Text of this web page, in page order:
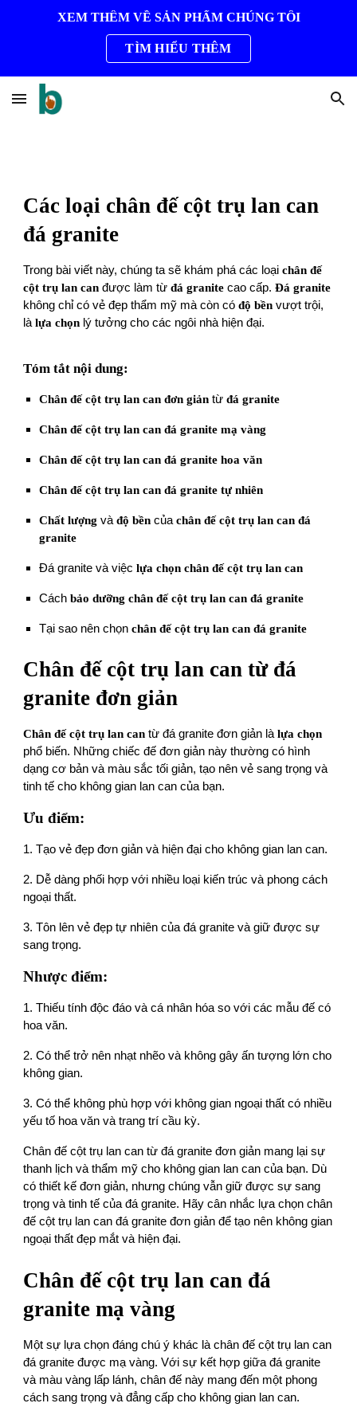
XEM THÊM VỀ SẢN PHẨM CHÚNG TÔI
TÌM HIỂU THÊM
Các loại chân đế cột trụ lan can
đá granite
Trong bài viết này, chúng ta sẽ khám phá các loạichân đế
cột trụ lan can được làm từđá granite cao cấp.Đá granite
không chỉ có vẻ đẹp thẩm mỹ mà còn cóđộ bền vượt trội,
làlựa chọn lý tưởng cho các ngôi nhà hiện đại.
Tóm tắt nội dung:
Chân đế cột trụ lan can đơn giản từđá granite
Chân đế cột trụ lan can đá granite mạ vàng
Chân đế cột trụ lan can đá granite hoa văn
Chân đế cột trụ lan can đá granite tự nhiên
Chất lượng vàđộ bền củachân đế cột trụ lan can đá
granite
Đá granite và việclựa chọn chân đế cột trụ lan can
Cáchbảo dưỡng chân đế cột trụ lan can đá granite
Tại sao nên chọnchân đế cột trụ lan can đá granite
Chân đế cột trụ lan can từ đá
granite đơn giản
Chân đế cột trụ lan can từ đá granite đơn giản làlựa chọn
phổ biến. Những chiếc đế đơn giản này thường có hình
dạng cơ bản và màu sắc tối giản, tạo nên vẻ sang trọng và
tinh tế cho không gian lan can của bạn.
Ưu điểm:
1. Tạo vẻ đẹp đơn giản và hiện đại cho không gian lan can.
2. Dễ dàng phối hợp với nhiều loại kiến trúc và phong cách
ngoại thất.
3 . Tôn lên vẻ đẹp tự nhiên của đá granite và giữ được sự
sang trọng.
Nhược điểm:
1. Thiếu tính độc đáo và cá nhân hóa so với các mẫu đế có
hoa văn.
2. Có thể trở nên nhạt nhẽo và không gây ấn tượng lớn cho
không gian.
3. Có thể không phù hợp với không gian ngoại thất có nhiều
yếu tố hoa văn và trang trí cầu kỳ.
C hân đế cột trụ lan can từ đá granite đơn giản mang lại sự
thanh lịch và thẩm mỹ cho không gian lan can của bạn. Dù
có thiết kế đơn giản, nhưng chúng vẫn giữ được sự sang
trọng và tinh tế của đá granite. Hãy cân nhắc lựa chọn chân
đế cột trụ lan can đá granite đơn giản để tạo nên không gian
ngoại thất đẹp mắt và hiện đại.
Chân đế cột trụ lan c an đá
granite mạ vàng
Một sự lựa chọn đáng chú ý khác là chân đế cột trụ lan can
đá granite được mạ vàng. Với sự kết hợp giữa đá granite
và màu vàng lấp lánh, chân đế này mang đến một phong
cách sang trọng và đẳng cấp cho không gian lan can.